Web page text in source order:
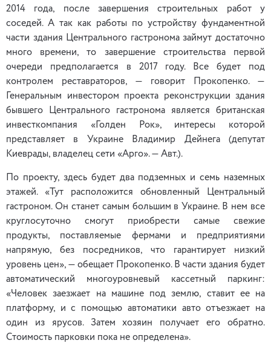
2014 года, после завершения строительных работ у
соседей. А так как работы по устройству фундаментной
части здания Центрального гастронома займут достаточно
много времени, то завершение строительства первой
очереди предполагается в 2017 году. Все будет под
контролем реставраторов, — говорит Прокопенко. —
Генеральным инвестором проекта реконструкции здания
бывшего Центрального гастронома является британская
инвесткомпания «Голден Рок», интересы которой
представляет в Украине Владимир Дейнега (депутат
Киеврады, владелец сети «Арго». — Авт.).
По проекту, здесь будет два подземных и семь наземных
этажей. «Тут расположится обновленный Центральный
гастроном. Он станет самым большим в Украине. В нем все
круглосуточно смогут приобрести самые свежие
продукты, поставляемые фермами и предприятиями
напрямую, без посредников, что гарантирует низкий
уровень цен», — обещает Прокопенко. В части здания будет
автоматический многоуровневый кассетный паркинг:
«Человек заезжает на машине под землю, ставит ее на
платформу, и с помощью автоматики авто отъезжает на
один из ярусов. Затем хозяин получает его обратно.
Стоимость парковки пока не определена».